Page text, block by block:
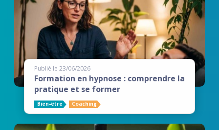
Publié le 23/06/2026
Formation en hypnose : comprendre la
pratique et se former
Bien-être Coaching